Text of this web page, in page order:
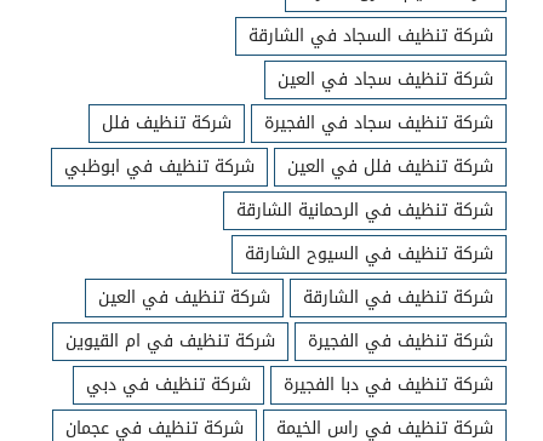
شركة تنظيف السجاد في الشارقة
شركة تنظيف سجاد في العين
شركة تنظيف سجاد في الفجيرة
شركة تنظيف فلل
شركة تنظيف فلل في العين
شركة تنظيف في ابوظبي
شركة تنظيف في الرحمانية الشارقة
شركة تنظيف في السيوح الشارقة
شركة تنظيف في الشارقة
شركة تنظيف في العين
شركة تنظيف في الفجيرة
شركة تنظيف في ام القيوين
شركة تنظيف في دبا الفجيرة
شركة تنظيف في دبي
شركة تنظيف في راس الخيمة
شركة تنظيف في عجمان